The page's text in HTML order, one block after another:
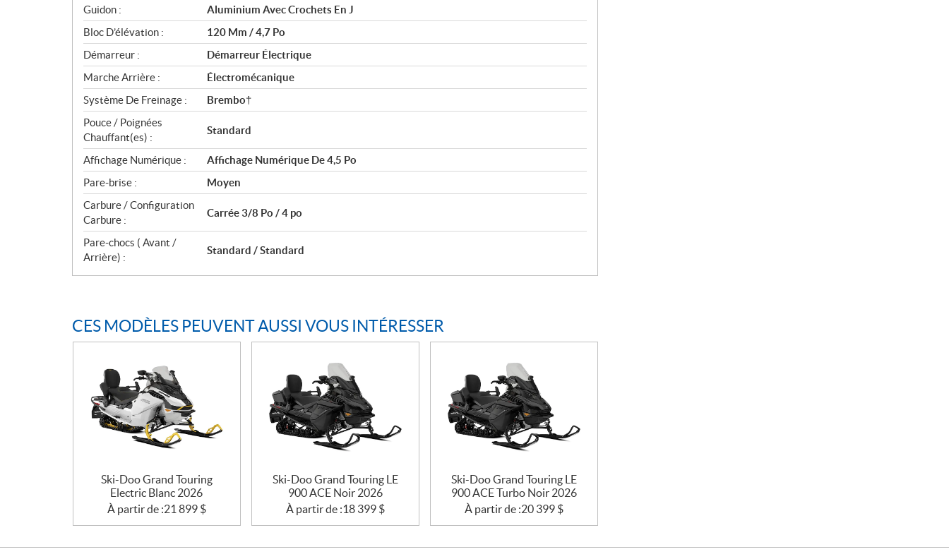
Guidon :
Aluminium Avec Crochets En J
Bloc D’élévation :
120 Mm / 4,7 Po
Démarreur :
Démarreur Électrique
Marche Arrière :
Électromécanique
Système De Freinage :
Brembo†
Pouce / Poignées
Chauffant(es) :
Standard
Affichage Numérique :
Affichage Numérique De 4,5 Po
Pare-brise :
Moyen
Carbure / Configuration
Carbure :
Carrée 3/8 Po / 4 po
Pare-chocs ( Avant /
Arrière) :
Standard / Standard
CES MODÈLES PEUVENT AUSSI VOUS INTÉRESSER
Ski-Doo Grand Touring
Electric Blanc 2026
À partir de :21 899 $
Ski-Doo Grand Touring LE
900 ACE Noir 2026
À partir de :18 399 $
Ski-Doo Grand Touring LE
900 ACE Turbo Noir 2026
À partir de :20 399 $